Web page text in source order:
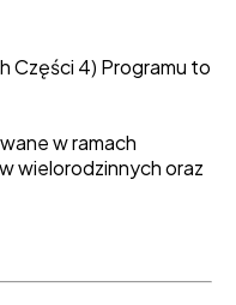
Części 4) Programu to
w ramach
wielorodzinnych oraz